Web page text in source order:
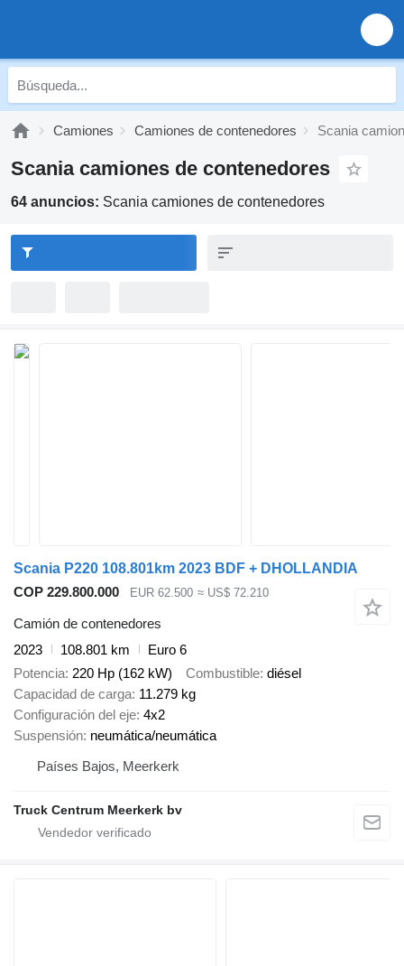
Camiones Camiones de contenedores Scania
Scania camiones de contenedores
64 anuncios: Scania camiones de contenedores
Scania P220 108.801km 2023 BDF + DHOLLANDIA
COP 229.800.000
EUR 62.500 ≈ US$ 72.210
Camión de contenedores
2023
108.801 km
Euro 6
Potencia 220 Hp (162 kW) Combustible diésel
Capacidad de carga 11.279 kg
Configuración del eje 4x2
Suspensión neumática/neumática
Países Bajos, Meerkerk
Truck Centrum Meerkerk bv